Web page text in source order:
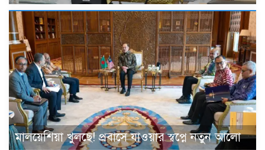
মালয়েশিয়া খুলছে! প্রবাসে যাওয়ার স্বপ্নে নতুন আলো